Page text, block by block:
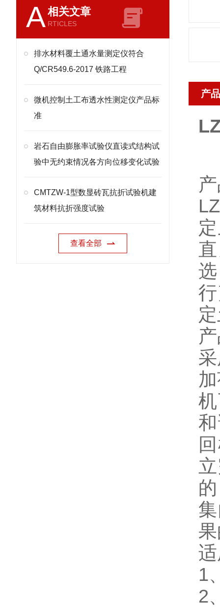
A相关文章
RTICLES
排水材料覆土通水量测定仪符合
Q/CR549.6-2017 铁路工程
微机控制土工布透水性测定仪产品标
准
岩石自由膨胀率试验仪直读式结构试
验中无约束情况各方向位移变化试验
CMTZW-1型数显砖瓦抗折试验机建
筑材料抗折强度试验
查看全部
产
1
2